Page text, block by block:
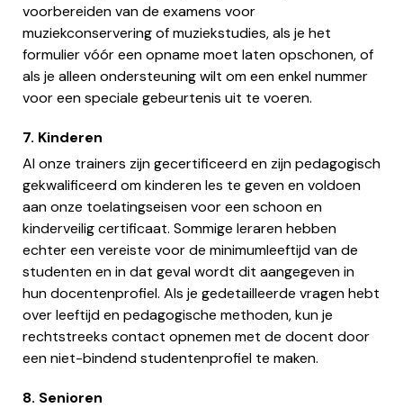
voorbereiden van de examens voor
muziekconservering of muziekstudies, als je het
formulier vóór een opname moet laten opschonen, of
als je alleen ondersteuning wilt om een enkel nummer
voor een speciale gebeurtenis uit te voeren.
7. Kinderen
Al onze trainers zijn gecertificeerd en zijn pedagogisch
gekwalificeerd om kinderen les te geven en voldoen
aan onze toelatingseisen voor een schoon en
kinderveilig certificaat. Sommige leraren hebben
echter een vereiste voor de minimumleeftijd van de
studenten en in dat geval wordt dit aangegeven in
hun docentenprofiel. Als je gedetailleerde vragen hebt
over leeftijd en pedagogische methoden, kun je
rechtstreeks contact opnemen met de docent door
een niet-bindend studentenprofiel te maken.
8. Senioren